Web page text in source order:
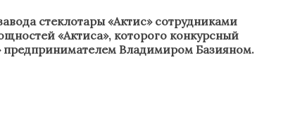
стеклотары «Актис» сотрудниками
«Актиса», которого конкурсный
предпринимателем Владимиром Базияном.